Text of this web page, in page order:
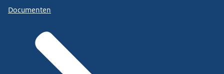
Documenten